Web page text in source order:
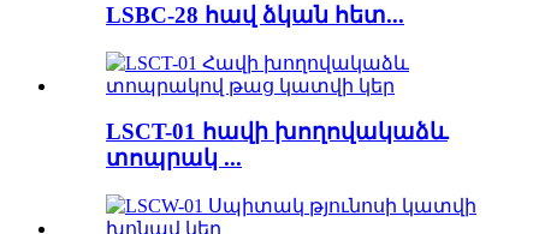
LSBC-28 հավ ձկան հետ...
LSCT-01 հավի խողովակաձև
տոպրակ ...